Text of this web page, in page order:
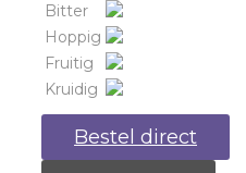
Bitter
Hoppig
Fruitig
Kruidig
Bestel direct